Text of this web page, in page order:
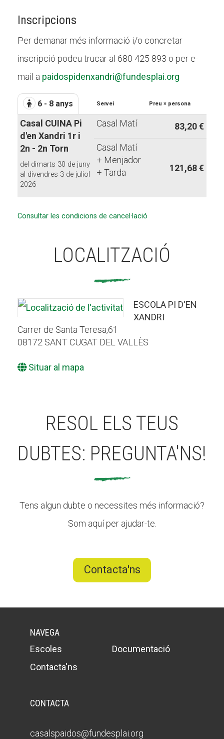
Inscripcions
Per demanar més informació i/o concretar
inscripció podeu trucar al 680 425 893 o per e-
mail a paidospidenxandri@fundesplai.org
6 - 8 anys Servei Preu × persona
Casal CUINA Pi
d'en Xandri 1r i
2n - 2n Torn
del dimarts 30 de juny
al divendres 3 de juliol
2026
Casal Matí
83,20 €
Casal Matí
+ Menjador
+ Tarda
121,68 €
Consultar les condicions de cancel·lació
LOCALITZACIÓ
ESCOLA PI D'EN
XANDRI
Carrer de Santa Teresa,61
08172 SANT CUGAT DEL VALLÈS
Situar al mapa
RESOL ELS TEUS
DUBTES: PREGUNTA'NS!
Tens algun dubte o necessites més informació?
Som aquí per ajudar-te.
Contacta'ns
NAVEGA
Escoles
Documentació
Contacta'ns
CONTACTA
casalspaidos@fundesplai.org